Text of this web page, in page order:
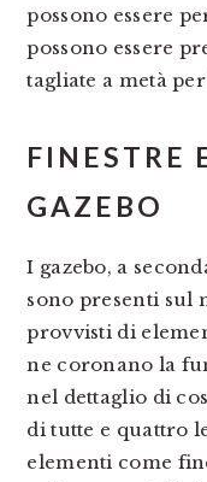
possono essere
possono essere
tagliate a metà
FINESTRE
GAZEBO
I gazebo, a
sono presenti sul
provvisti di
ne coronano la
nel dettaglio di
di tutte e quattro
elementi come